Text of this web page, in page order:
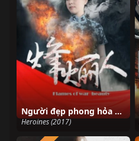
Người đẹp phong hỏa biên phòng
Heroines (2017)